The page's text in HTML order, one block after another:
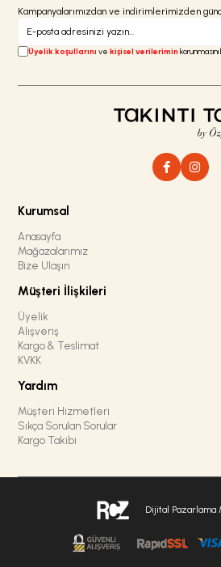
Kampanyalarımızdan ve indirimlerimizden
Üyelik koşullarını vekişisel verilerimin
Kurumsal
Anasayfa
Mağazalarımız
Bize Ulaşın
Müşteri İlişkileri
Üyelik
Alışveriş
Kargo & Teslimat
KVKK
Yardım
Müşteri Hizmetleri
Sıkça Sorulan Sorular
Kargo Takibi
Dijital